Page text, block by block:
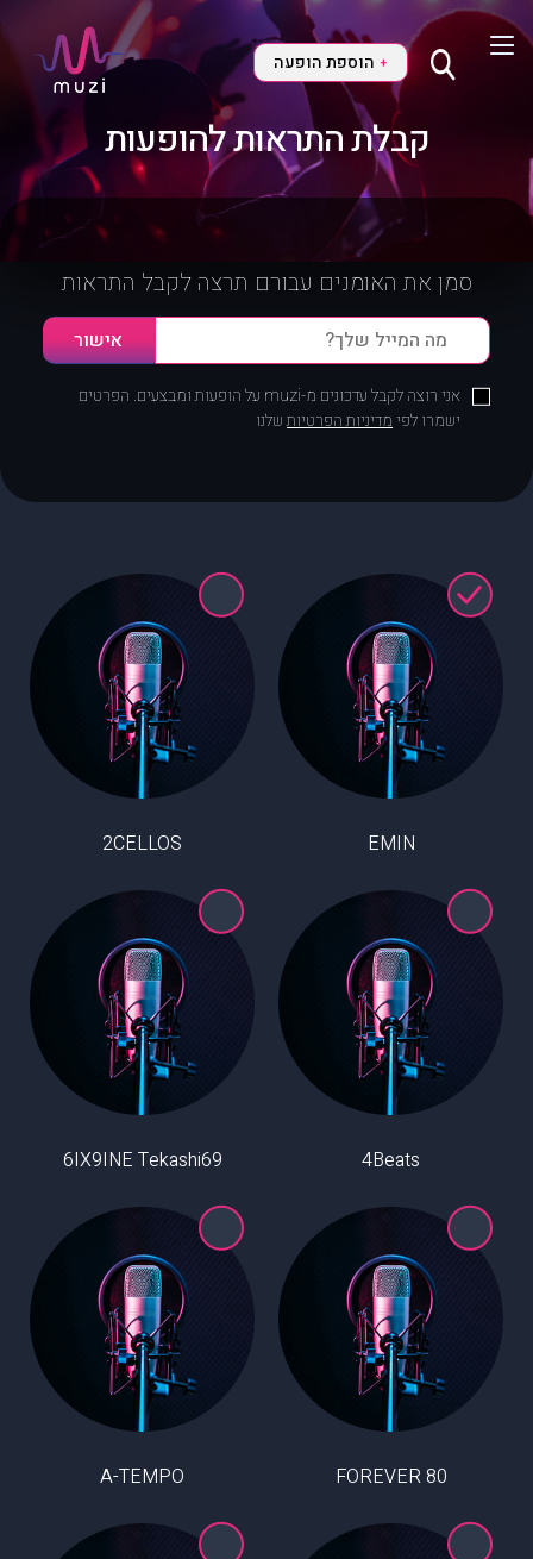
+ הוספת הופעה
קבלת התראות להופעות
סמן את האומנים עבורם תרצה לקבל התראות
אני רוצה לקבל עדכונים מ-muzi על הופעות ומבצעים. הפרטים
ישמרו לפימדיניות הפרטיותשלנו
EMIN
2CELLOS
4Beats
6IX9INE Tekashi69
80 FOREVER
A-TEMPO